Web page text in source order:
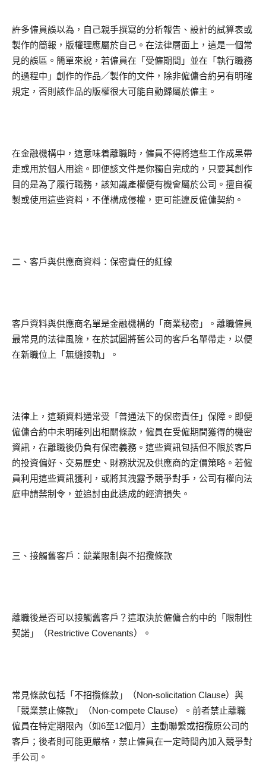
許多僱員誤以為，自己親手撰寫的分析報告、設計的試算表或
製作的簡報，版權理應屬於自己。在法律層面上，這是一個常
見的誤區。簡單來說，若僱員在「受僱期間」並在「執行職務
的過程中」創作的作品／製作的文件，除非僱傭合約另有明確
規定，否則該作品的版權很大可能自動歸屬於僱主。
在金融機構中，這意味着離職時，僱員不得將這些工作成果帶
走或用於個人用途。即便該文件是你獨自完成的，只要其創作
目的是為了履行職務，該知識產權便有機會屬於公司。擅自複
製或使用這些資料，不僅構成侵權，更可能違反僱傭契約。
二、客戶與供應商資料：保密責任的紅線
客戶資料與供應商名單是金融機構的「商業秘密」。離職僱員
最常見的法律風險，在於試圖將舊公司的客戶名單帶走，以便
在新職位上「無縫接軌」。
法律上，這類資料通常受「普通法下的保密責任」保障。即便
僱傭合約中未明確列出相關條款，僱員在受僱期間獲得的機密
資訊，在離職後仍負有保密義務。這些資訊包括但不限於客戶
的投資偏好、交易歷史、財務狀況及供應商的定價策略。若僱
員利用這些資訊獲利，或將其洩露予競爭對手，公司有權向法
庭申請禁制令，並追討由此造成的經濟損失。
三、接觸舊客戶：競業限制與不招攬條款
離職後是否可以接觸舊客戶？這取決於僱傭合約中的「限制性
契諾」（Restrictive Covenants）。
常見條款包括「不招攬條款」（Non-solicitation Clause）與
「競業禁止條款」（Non-compete Clause）。前者禁止離職
僱員在特定期限內（如6至12個月）主動聯繫或招攬原公司的
客戶；後者則可能更嚴格，禁止僱員在一定時間內加入競爭對
手公司。